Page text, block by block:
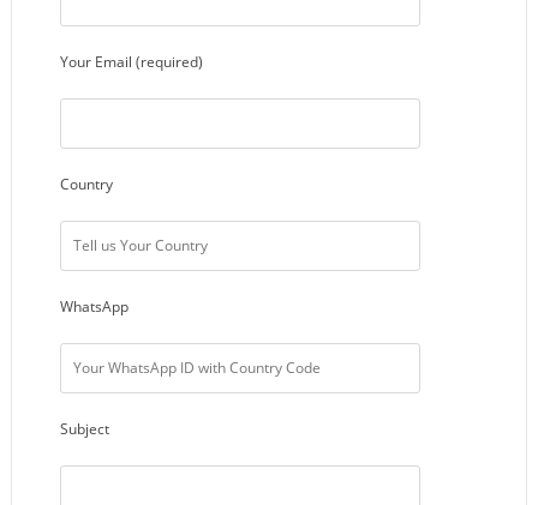
Your Email (required)
Country
WhatsApp
Subject